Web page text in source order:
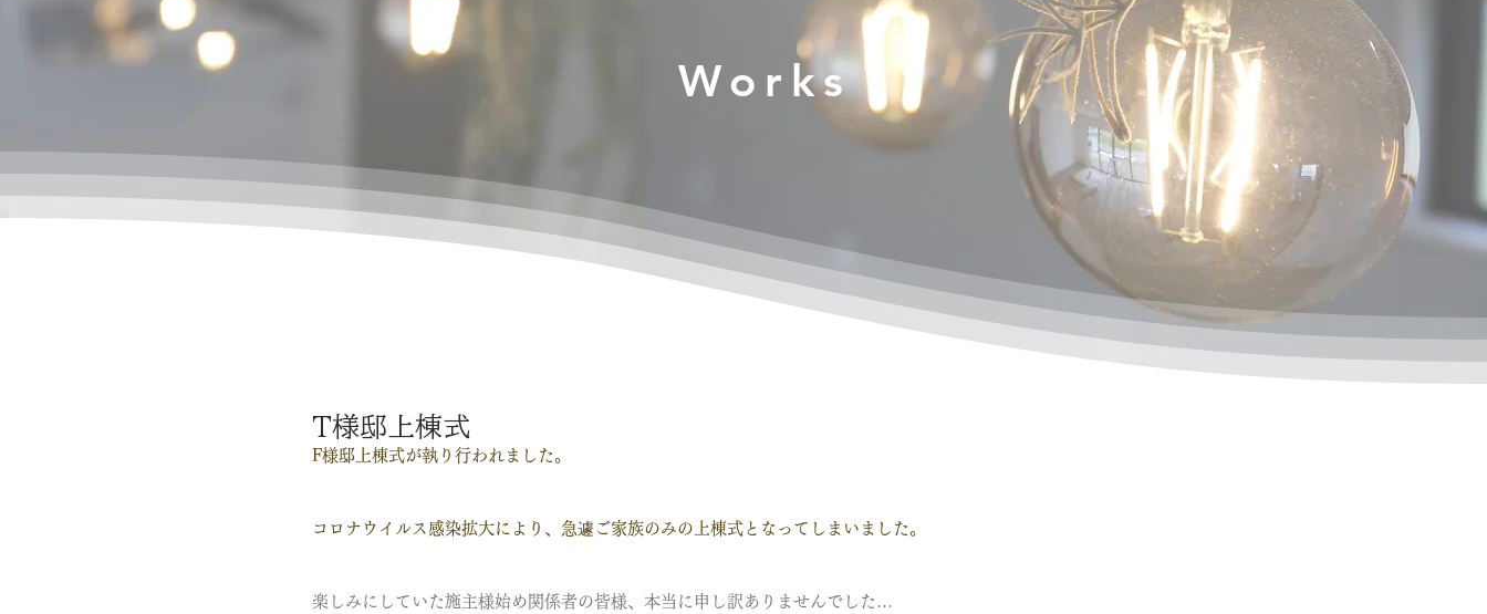
Works
T様邸上棟式
F様邸上棟式が執り行われました。
コロナウイルス感染拡大により、急遽ご家族のみの上棟式となってしまいました。
楽しみにしていた施主様始め関係者の皆様、本当に申し訳ありませんでした…